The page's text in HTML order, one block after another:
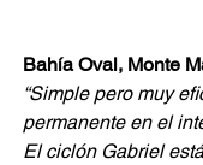
Bahía Oval, Monte
“Simple pero muy
permanente en el
El ciclón Gabriel